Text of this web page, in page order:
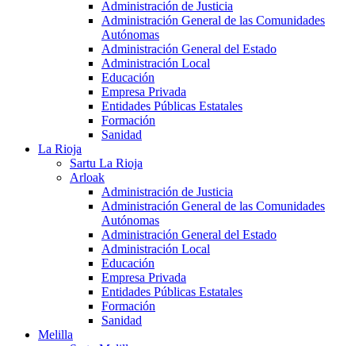
Administración de Justicia
Administración General de las Comunidades
Autónomas
Administración General del Estado
Administración Local
Educación
Empresa Privada
Entidades Públicas Estatales
Formación
Sanidad
La Rioja
Sartu La Rioja
Arloak
Administración de Justicia
Administración General de las Comunidades
Autónomas
Administración General del Estado
Administración Local
Educación
Empresa Privada
Entidades Públicas Estatales
Formación
Sanidad
Melilla